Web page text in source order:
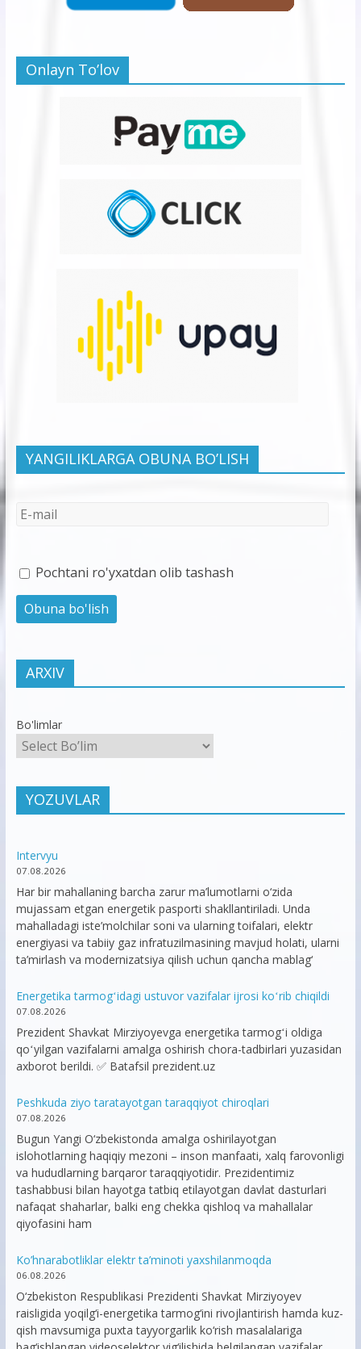
Onlayn To’lov
YANGILIKLARGA OBUNA BO’LISH
Pochtani ro'yxatdan olib tashash
ARXIV
Bo'limlar
YOZUVLAR
Intervyu
07.08.2026
Har bir mahallaning barcha zarur ma’lumotlarni o‘zida
mujassam etgan energetik pasporti shakllantiriladi. Unda
mahalladagi iste’molchilar soni va ularning toifalari, elektr
energiyasi va tabiiy gaz infratuzilmasining mavjud holati, ularni
ta’mirlash va modernizatsiya qilish uchun qancha mablag‘
Energetika tarmogʻidagi ustuvor vazifalar ijrosi koʻrib chiqildi
07.08.2026
Prezident Shavkat Mirziyoyevga energetika tarmogʻi oldiga
qoʻyilgan vazifalarni amalga oshirish chora-tadbirlari yuzasidan
axborot berildi. ✅ Batafsil prezident.uz
Peshkuda ziyo taratayotgan taraqqiyot chiroqlari
07.08.2026
Bugun Yangi O‘zbekistonda amalga oshirilayotgan
islohotlarning haqiqiy mezoni – inson manfaati, xalq farovonligi
va hududlarning barqaror taraqqiyotidir. Prezidentimiz
tashabbusi bilan hayotga tatbiq etilayotgan davlat dasturlari
nafaqat shaharlar, balki eng chekka qishloq va mahallalar
qiyofasini ham
Ko’hnarabotliklar elektr ta’minoti yaxshilanmoqda
06.08.2026
O‘zbekiston Respublikasi Prezidenti Shavkat Mirziyoyev
raisligida yoqilg‘i-energetika tarmog‘ini rivojlantirish hamda kuz-
qish mavsumiga puxta tayyorgarlik ko‘rish masalalariga